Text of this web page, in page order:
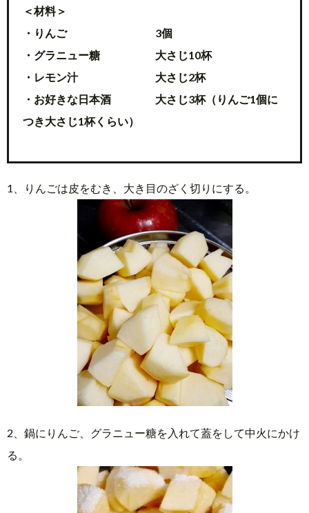
＜材料＞
・りんご 3個
・グラニュー糖 大さじ10杯
・レモン汁 大さじ2杯
・お好きな日本酒 大さじ3杯（りんご1個に
つき大さじ1杯くらい）
1、りんごは皮をむき、大き目のざく切りにする。
2、鍋にりんご、グラニュー糖を入れて蓋をして中火にかけ
る。